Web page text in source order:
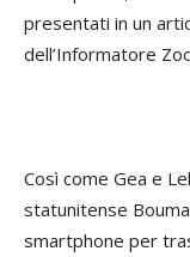
presentati in un
dell’Informatore
Così come Gea e
statunitense
smartphone per